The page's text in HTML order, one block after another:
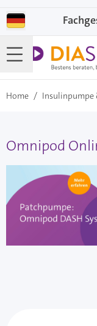
Home / Insulinpumpe
Omnipod